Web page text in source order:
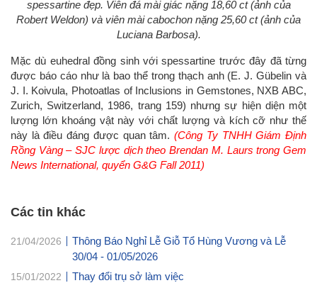
spessartine đẹp. Viên đá mài giác nặng 18,60 ct (ảnh của
Robert Weldon) và viên mài cabochon nặng 25,60 ct (ảnh của
Luciana Barbosa).
Mặc dù euhedral đồng sinh với spessartine trước đây đã từng
được báo cáo như là bao thể trong thạch anh (E. J. Gübelin và
J. I. Koivula, Photoatlas of Inclusions in Gemstones, NXB ABC,
Zurich, Switzerland, 1986, trang 159) nhưng sự hiện diện một
lượng lớn khoáng vật này với chất lượng và kích cỡ như thế
này là điều đáng được quan tâm.(Công Ty TNHH Giám Định
Rồng Vàng – SJC lược dịch theo Brendan M. Laurs trong Gem
News International, quyển G&G Fall 2011)
Các tin khác
21/04/2026
Thông Báo Nghỉ Lễ Giỗ Tổ Hùng Vương và Lễ
30/04 - 01/05/2026
15/01/2022 Thay đổi trụ sở làm việc